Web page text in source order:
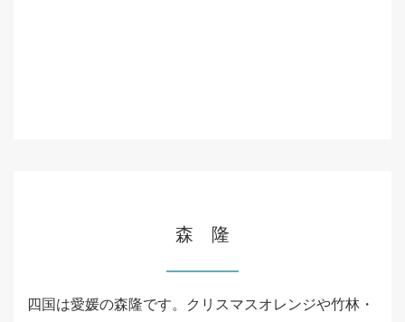
森 隆
四国は愛媛の森隆です。クリスマスオレンジや竹林・